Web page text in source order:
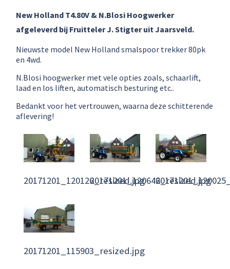
New Holland T4.80V & N.Blosi Hoogwerker
afgeleverd bij Fruitteler J. Stigter uit Jaarsveld.
Nieuwste model New Holland smalspoor trekker 80pk
en 4wd.
N.Blosi hoogwerker met vele opties zoals, schaarlift,
laad en los liften, automatisch besturing etc..
Bedankt voor het vertrouwen, waarna deze schitterende
aflevering!
20171201_120126_resized.jpg20171201_120646_resized.jpg
20171201_115903_resized.jpg